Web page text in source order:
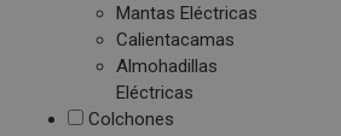
Mantas Eléctricas
Calientacamas
Almohadillas
Eléctricas
Colchones